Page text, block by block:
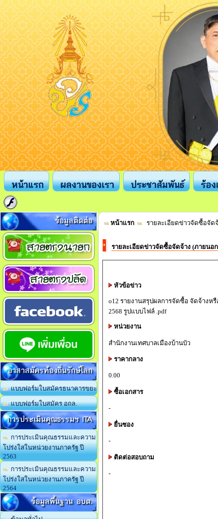
หน้าแรก ผลงานของเรา ประชาสัมพันธ์ ร้อ
ข้อมูลติดต่อ
อาสาสมัครท้องถิ่นรักษ์โลก
แบบฟอร์มใบสมัครธนาคารขยะ
แบบฟอร์มใบสมัคร อถล.
การประเมินคุณธรรมฯ ITA
การประเมินคุณธรรมและความ
โปร่งใสในหน่วยงานภาครัฐ ปี
2563
การประเมินคุณธรรมและความ
โปร่งใสในหน่วยงานภาครัฐ ปี
2564
ข้อมูลพื้นฐาน อบต.
หน้าแรก รายละเอียดข่าวจัดซื้อจัด
รายละเอียดข่าวจัดซื้อจัดจ้าง (ภายนอ
หัวข้อข่าว
o12 รายงานสรุปผลการจัดซื้อ จัดจ้าง
2568 รูปแบบไฟล์ .pdf
หน่วยงาน
สำนักงานเทศบาลเมืองบ้านบัว
ราคากลาง
0.00
ซื้อเอกสาร
-
ยื่นซอง
-
ติดต่อสอบถาม
-